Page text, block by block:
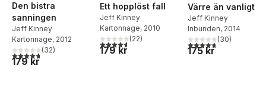
Den bistra
sanningen
Jeff Kinney
Kartonnage, 2012
4,7utav 5 stjärnor. Totalt antal röster:
(32)
179 kr
Ett hopplöst fall
Jeff Kinney
Kartonnage, 2010
4,6utav 5 stjärnor. Totalt antal röster:
(22)
179 kr
Värre än vanligt
Jeff Kinney
Inbunden, 2014
4,7utav 5 stjärnor.
(30)
175 kr